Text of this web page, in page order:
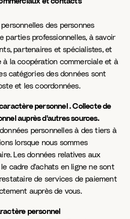
des personnes
parties professionnelles, à savoir
partenaires et spécialistes, et
à la coopération commerciale et à
catégories des données sont
et les coordonnées.
personnel . Collecte de
auprès d'autres sources.
personnelles à des tiers à
lorsque nous sommes
Les données relatives aux
cadre d'achats en ligne ne sont
de services de paiement
auprès de vous.
personnel